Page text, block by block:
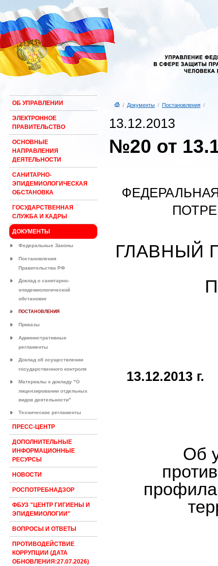
ОБ УПРАВЛЕНИИ
ЭЛЕКТРОННОЕ
ПРАВИТЕЛЬСТВО
ОСНОВНЫЕ
НАПРАВЛЕНИЯ
ДЕЯТЕЛЬНОСТИ
САНИТАРНО-
ЭПИДЕМИОЛОГИЧЕСКАЯ
ОБСТАНОВКА
ГОСУДАРСТВЕННАЯ
СЛУЖБА И КАДРЫ
ДОКУМЕНТЫ
Федеральные Законы
Постановления
Правительства РФ
Доклад о санитарно-
эпидемиологической
обстановке
ПОСТАНОВЛЕНИЯ
Приказы
Административные
регламенты
Доклад об осуществлении
государственного контроля
Материалы к докладу "О
лицензировании отдельных
видов деятельности"
Технические регламенты
ПРЕСС-ЦЕНТР
ДОПОЛНИТЕЛЬНЫЕ
ИНФОРМАЦИОННЫЕ
РЕСУРСЫ
НОВОСТИ
РОСПОТРЕБНАДЗОР
ФБУЗ "ЦЕНТР ГИГИЕНЫ И
ЭПИДЕМИОЛОГИИ"
ВОПРОСЫ И ОТВЕТЫ
ПРОТИВОДЕЙСТВИЕ
КОРРУПЦИИ (ДАТА
ОБНОВЛЕНИЯ:27.07.2026)
/ Документы/ Постановления/
13.12.2013
№20 от
ГЛАВНЫЙ
13.12.2013 г.
Об